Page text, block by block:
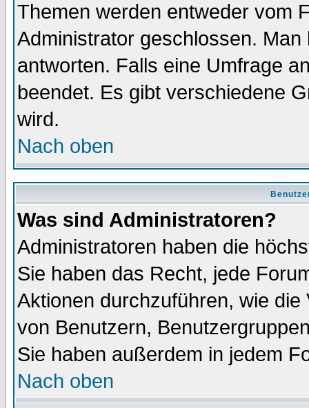
Themen werden entweder vom
Administrator geschlossen.
antworten. Falls eine Umfrage
beendet. Es gibt verschiedene
wird.
Nach oben
Was sind Administratoren?
Administratoren haben die
Sie haben das Recht, jede
Aktionen durchzuführen, wie
von Benutzern,
Sie haben außerdem in jedem
Nach oben